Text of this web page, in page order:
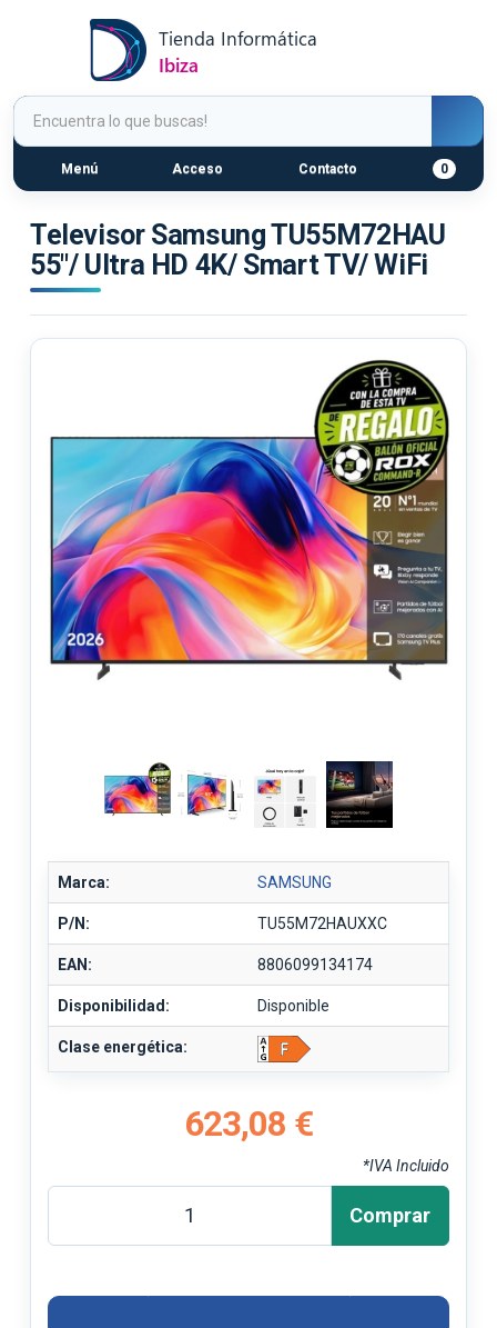
Menú Acceso Contacto 0
Televisor Samsung TU55M72HAU
55"/ Ultra HD 4K/ Smart TV/ WiFi
Marca: SAMSUNG
P/N: TU55M72HAUXXC
EAN: 8806099134174
Disponibilidad: Disponible
Clase energética:
623,08 €
*IVA Incluido
Comprar